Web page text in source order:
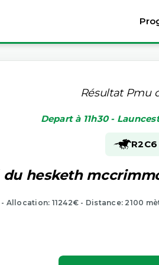
Résultat Pmu
Depart à 11h30 -
R2C6
hesketh
Allocation: 11242€ - Distance: 2100